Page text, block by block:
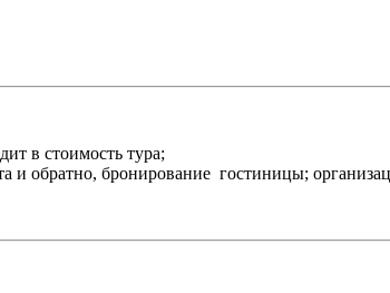
в стоимость тура;
и обратно, бронирование гостиницы;